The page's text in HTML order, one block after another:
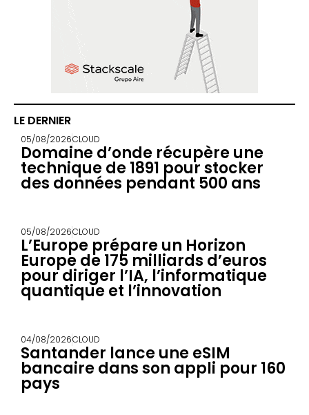
LE DERNIER
05/08/2026CLOUD
Domaine d’onde récupère une
technique de 1891 pour stocker
des données pendant 500 ans
05/08/2026CLOUD
L’Europe prépare un Horizon
Europe de 175 milliards d’euros
pour diriger l’IA, l’informatique
quantique et l’innovation
04/08/2026CLOUD
Santander lance une eSIM
bancaire dans son appli pour 160
pays